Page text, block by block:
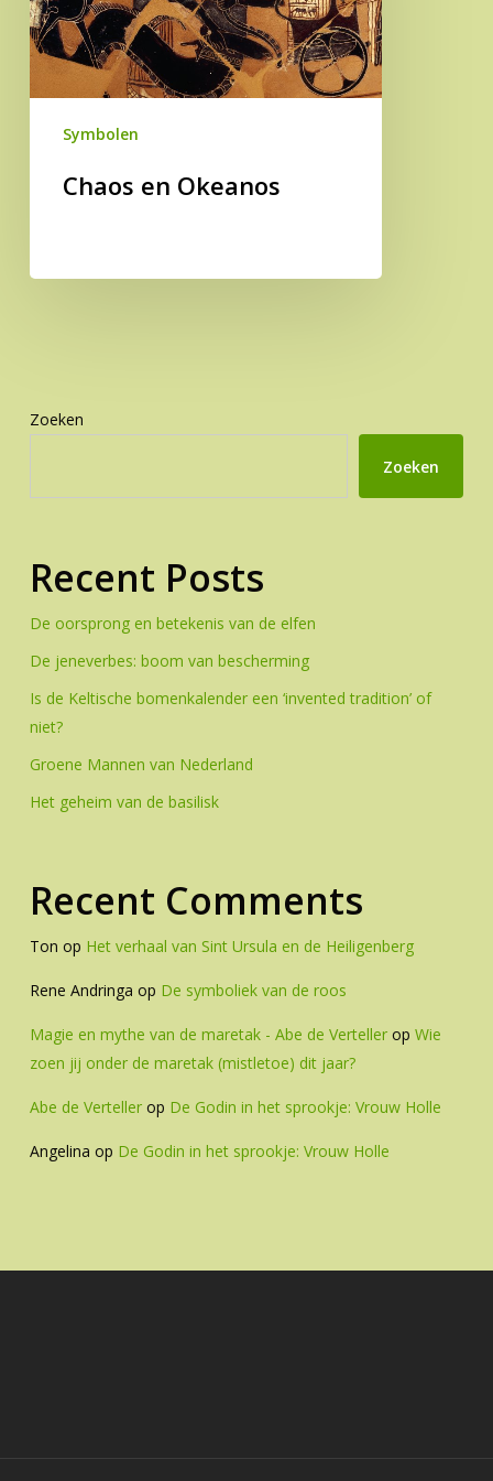
Symbolen
Chaos en Okeanos
Zoeken
Zoeken
Recent Posts
De oorsprong en betekenis van de elfen
De jeneverbes: boom van bescherming
Is de Keltische bomenkalender een ‘invented tradition’ of
niet?
Groene Mannen van Nederland
Het geheim van de basilisk
Recent Comments
Ton op Het verhaal van Sint Ursula en de Heiligenberg
Rene Andringa op De symboliek van de roos
Magie en mythe van de maretak - Abe de Vertellerop Wie
zoen jij onder de maretak (mistletoe) dit jaar?
Abe de Vertellerop De Godin in het sprookje: Vrouw Holle
Angelina op De Godin in het sprookje: Vrouw Holle